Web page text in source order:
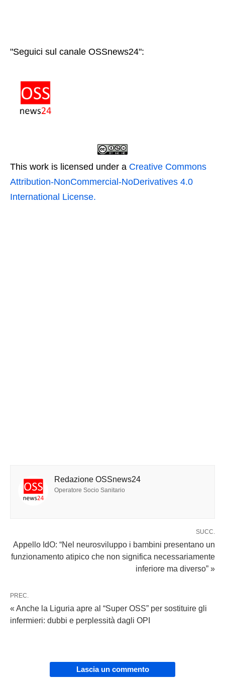
"Seguici sul canale OSSnews24":
This work is licensed under a Creative Commons
Attribution-NonCommercial-NoDerivatives 4.0
International License.
Redazione OSSnews24
Operatore Socio Sanitario
SUCC.
Appello IdO: “Nel neurosviluppo i bambini presentano un
funzionamento atipico che non significa necessariamente
inferiore ma diverso” »
PREC.
« Anche la Liguria apre al “Super OSS” per sostituire gli
infermieri: dubbi e perplessità dagli OPI
Lascia un commento